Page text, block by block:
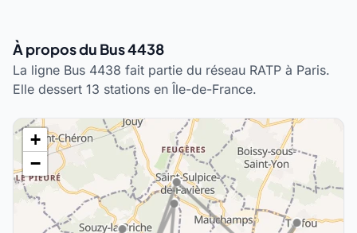
À propos du Bus 4438
La ligne Bus 4438 fait partie du réseau RATP à Paris.
Elle dessert 13 stations en Île-de-France.
+
−